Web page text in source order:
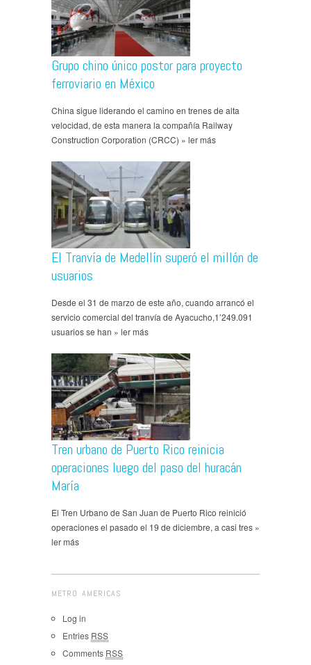
Grupo chino único postor para proyecto
ferroviario en México
China sigue liderando el camino en trenes de alta
velocidad, de esta manera la compañía Railway
Construction Corporation (CRCC) » ler más
El Tranvía de Medellín superó el millón de
usuarios
Desde el 31 de marzo de este año, cuando arrancó el
servicio comercial del tranvía de Ayacucho,1’249.091
usuarios se han » ler más
Tren urbano de Puerto Rico reinicia
operaciones luego del paso del huracán
María
El Tren Urbano de San Juan de Puerto Rico reinició
operaciones el pasado el 19 de diciembre, a casi tres »
ler más
METRO AMERICAS
Log in
Entries RSS
Comments RSS